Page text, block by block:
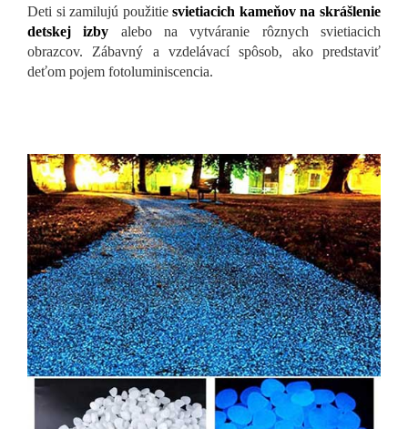
Deti si zamilujú použitiesvietiacich kameňov na skrášlenie
detskej izby alebo na vytváranie rôznych svietiacich
obrazcov. Zábavný a vzdelávací spôsob, ako predstaviť
deťom pojem fotoluminiscencia.